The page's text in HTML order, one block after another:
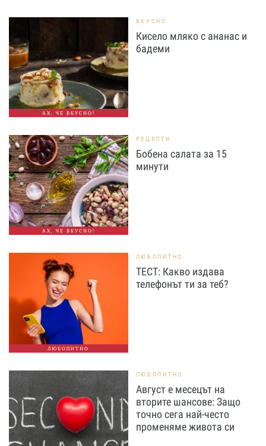
АХ, ЧЕ ВКУСНО!
ВКУСНО
Кисело мляко с ананас и
бадеми
АХ, ЧЕ ВКУСНО!
РЕЦЕПТИ
Бобена салата за 15
минути
ЛЮБОПИТНО
ЛЮБОПИТНО
ТЕСТ: Какво издава
телефонът ти за теб?
ЛЮБОПИТНО
Август е месецът на
вторите шансове: Защо
точно сега най-често
променяме живота си